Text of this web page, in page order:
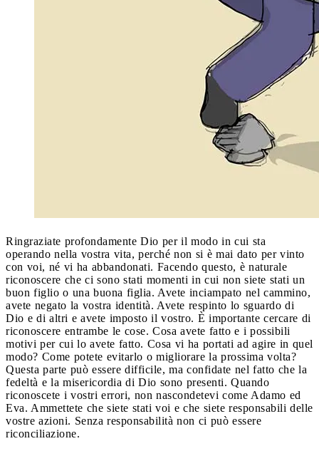
Ringraziate profondamente Dio per il modo in cui sta
operando nella vostra vita, perché non si è mai dato per vinto
con voi, né vi ha abbandonati. Facendo questo, è naturale
riconoscere che ci sono stati momenti in cui non siete stati un
buon figlio o una buona figlia. Avete inciampato nel cammino,
avete negato la vostra identità. Avete respinto lo sguardo di
Dio e di altri e avete imposto il vostro. È importante cercare di
riconoscere entrambe le cose. Cosa avete fatto e i possibili
motivi per cui lo avete fatto. Cosa vi ha portati ad agire in quel
modo? Come potete evitarlo o migliorare la prossima volta?
Questa parte può essere difficile, ma confidate nel fatto che la
fedeltà e la misericordia di Dio sono presenti. Quando
riconoscete i vostri errori, non nascondetevi come Adamo ed
Eva. Ammettete che siete stati voi e che siete responsabili delle
vostre azioni. Senza responsabilità non ci può essere
riconciliazione.